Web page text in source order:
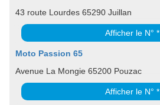
43 route Lourdes 65290 Juillan
Afficher le N° *
Moto Passion 65
Avenue La Mongie 65200 Pouzac
Afficher le N° *